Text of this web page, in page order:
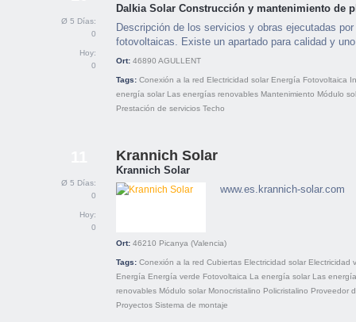
Ø 5 Días:
0
Hoy:
0
Dalkia Solar Construcción y mantenimiento de
Descripción de los servicios y obras ejecutadas
fotovoltaicas. Existe un apartado para calidad y
Ort: 46890 AGULLENT
Tags: Conexión a la red Electricidad solar Energía Fotovoltaica
energía solar Las energías renovables Mantenimiento Módulo
Prestación de servicios Techo
Ø 5 Días:
0
Hoy:
0
Krannich Solar
Krannich Solar
www.es.krannich-solar.com
Ort: 46210 Picanya (Valencia)
Tags: Conexión a la red Cubiertas Electricidad solar Electricidad
Energía Energía verde Fotovoltaica La energía solar Las
renovables Módulo solar Monocristalino Policristalino Proveedor
Proyectos Sistema de montaje